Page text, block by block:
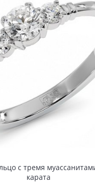
с тремя
карата